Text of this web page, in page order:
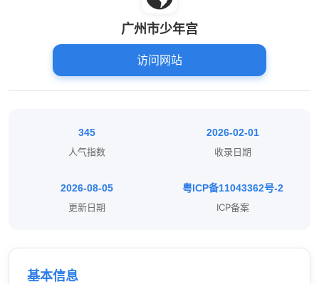
广州市少年宫
访问网站
345
人气指数
2026-02-01
收录日期
2026-08-05
更新日期
粤ICP备11043362号-2
ICP备案
基本信息